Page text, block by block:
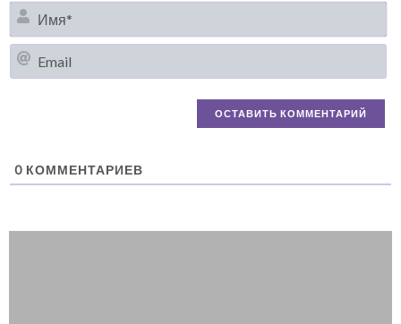
0 КОММЕНТАРИЕВ